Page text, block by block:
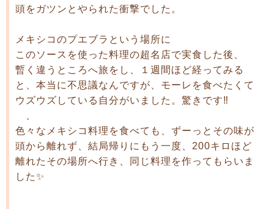
頭をガツンとやられた衝撃でした。
メキシコのプエブラという場所に
このソースを使った料理の超名店で実食した後、
暫く違うところへ旅をし、１週間ほど経ってみる
と、本当に不思議なんですが、モーレを食べたくて
ウズウズしている自分がいました。驚きです‼️
色々なメキシコ料理を食べても、ずーっとその味が
頭から離れず、結局帰りにもう一度、200キロほど
離れたその場所へ行き、同じ料理を作ってもらいま
した✨